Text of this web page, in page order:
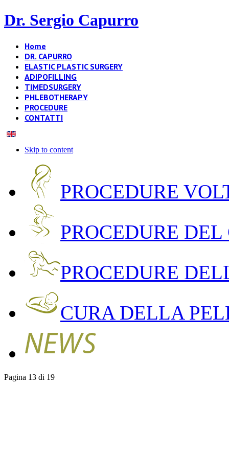
Dr. Sergio Capurro
Home
DR. CAPURRO
ELASTIC PLASTIC SURGERY
ADIPOFILLING
TIMEDSURGERY
PHLEBOTHERAPY
PROCEDURE
CONTATTI
Skip to content
PROCEDURE
PROCEDURE DEL
PROCEDURE
CURA DELLA
Pagina 13 di 19